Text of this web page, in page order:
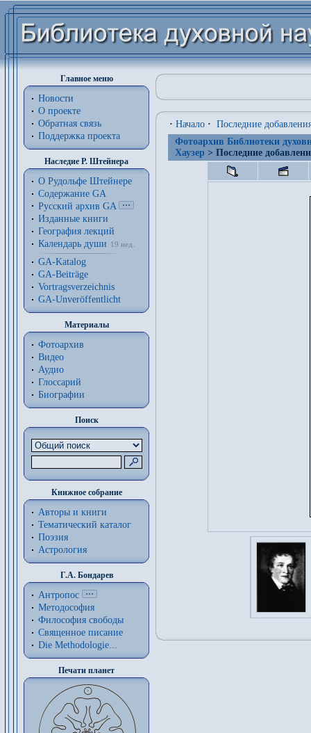
Главное меню
Новости
О проекте
Обратная связь
Поддержка проекта
Наследие Р. Штейнера
О Рудольфе Штейнере
Содержание GA
Русский архив GA
Изданные книги
География лекций
Календарь души
19 нед.
GA-Katalog
GA-Beiträge
Vortragsverzeichnis
GA-Unveröffentlicht
Материалы
Фотоархив
Видео
Аудио
Глоссарий
Биографии
Поиск
Книжное собрание
Авторы и книги
Тематический каталог
Поэзия
Астрология
Г.А. Бондарев
Антропос
Методософия
Философия cвободы
Священное писание
Die Methodologie...
Печати планет
· Начало · Последние
Фотоархив Библиотеки
Хаузер > Последние